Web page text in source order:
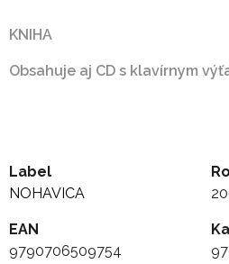
KNIHA
Obsahuje aj CD s klavírnym
Label
NOHAVICA
EAN
9790706509754